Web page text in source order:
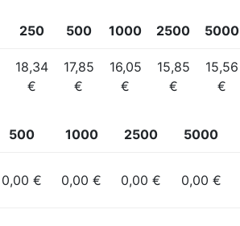
250 500 1000 2500 5000
18,34
€
17,85
€
16,05
€
15,85
€
15,56
€
500 1000 2500 5000
0,00 € 0,00 € 0,00 € 0,00 €